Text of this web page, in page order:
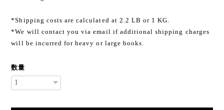
*Shipping costs are calculated at 2.2 LB or 1 KG.
*We will contact you via email if additional shipping charges
will be incurred for heavy or large books.
数量